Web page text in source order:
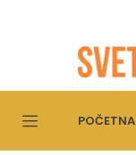
POČETNA